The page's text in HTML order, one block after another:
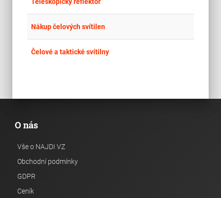
Nákup čelových svítilen
Čelové a taktické svítilny
O nás
Vše o NAJDI VZ
Obchodní podmínky
GDPR
Ceník